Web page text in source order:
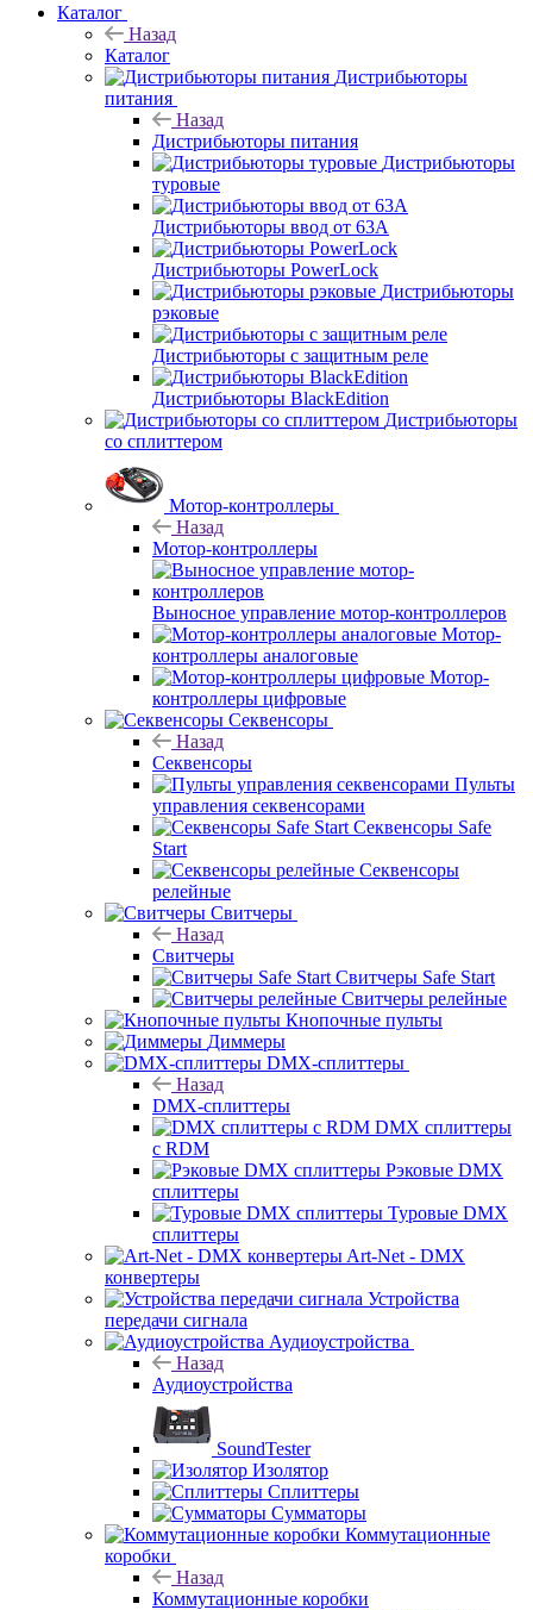
Каталог
Назад
Каталог
Дистрибьюторы
питания
Назад
Дистрибьюторы питания
Дистрибьюторы
туровые
Дистрибьюторы ввод от 63A
Дистрибьюторы PowerLock
Дистрибьюторы
рэковые
Дистрибьюторы с защитным реле
Дистрибьюторы BlackEdition
Дистрибьюторы
со сплиттером
Мотор-контроллеры
Назад
Мотор-контроллеры
Выносное управление мотор-контроллеров
Мотор-
контроллеры аналоговые
Мотор-
контроллеры цифровые
Секвенсоры
Назад
Секвенсоры
Пульты
управления секвенсорами
Секвенсоры Safe
Start
Секвенсоры
релейные
Свитчеры
Назад
Свитчеры
Свитчеры Safe Start
Свитчеры релейные
Кнопочные пульты
Диммеры
DMX-сплиттеры
Назад
DMX-сплиттеры
DMX сплиттеры
с RDM
Рэковые DMX
сплиттеры
Туровые DMX
сплиттеры
Art-Net - DMX
конвертеры
Устройства
передачи сигнала
Аудиоустройства
Назад
Аудиоустройства
SoundTester
Изолятор
Сплиттеры
Сумматоры
Коммутационные
коробки
Назад
Коммутационные коробки